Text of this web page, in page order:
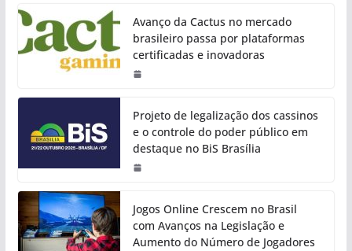
Avanço da Cactus no mercado
brasileiro passa por plataformas
certificadas e inovadoras
Projeto de legalização dos cassinos
e o controle do poder público em
destaque no BiS Brasília
Jogos Online Crescem no Brasil
com Avanços na Legislação e
Aumento do Número de Jogadores